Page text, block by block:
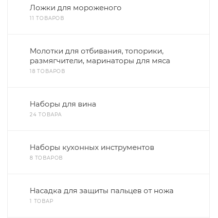
Ложки для мороженого
11 ТОВАРОВ
Молотки для отбивания, топорики,
размягчители, маринаторы для мяса
18 ТОВАРОВ
Наборы для вина
24 ТОВАРА
Наборы кухонных инструментов
8 ТОВАРОВ
Насадка для защиты пальцев от ножа
1 ТОВАР